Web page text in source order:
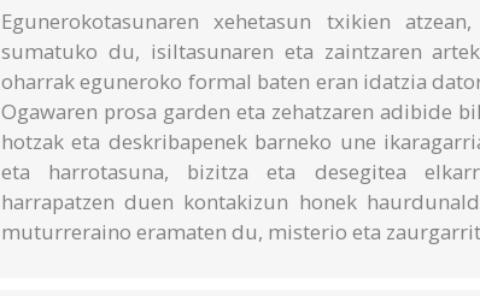
Egunerokotasunaren xehetasun txikien
sumatuko du, isiltasunaren eta zaintzaren
oharrak eguneroko formal baten eran idatzia
Ogawaren prosa garden eta zehatzaren adibide
hotzak eta deskribapenek barneko une
eta harrotasuna, bizitza eta desegitea
harrapatzen duen kontakizun honek
muturreraino eramaten du, misterio eta